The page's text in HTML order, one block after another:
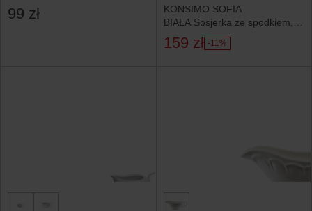
Porcelana
99 zł
KONSIMO SOFIA
BIAŁA Sosjerka ze spodkiem,
porcelana, 300 ml
159 zł -11%